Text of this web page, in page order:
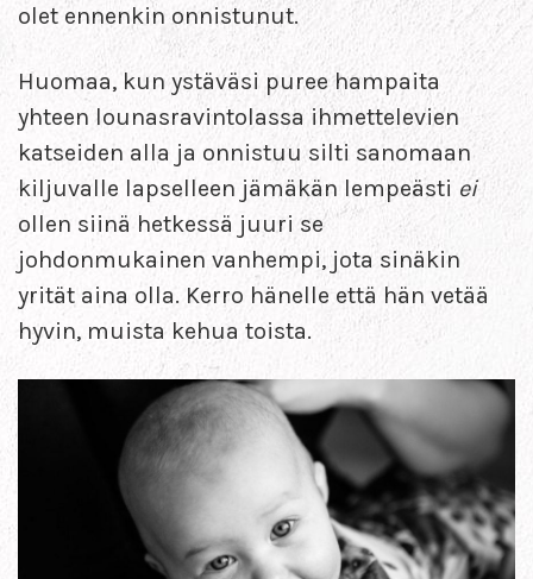
olet ennenkin onnistunut.
Huomaa, kun ystäväsi puree hampaita
yhteen lounasravintolassa ihmettelevien
katseiden alla ja onnistuu silti sanomaan
kiljuvalle lapselleen jämäkän lempeästi ei
ollen siinä hetkessä juuri se
johdonmukainen vanhempi, jota sinäkin
yrität aina olla. Kerro hänelle että hän vetää
hyvin, muista kehua toista.